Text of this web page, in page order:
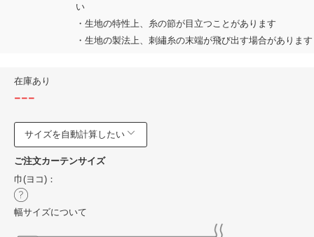
い
・生地の特性上、糸の節が目立つことがあります
・生地の製法上、刺繡糸の末端が飛び出す場合があります
在庫あり
---
サイズを自動計算したい
ご注文カーテンサイズ
巾(ヨコ)：
幅サイズについて